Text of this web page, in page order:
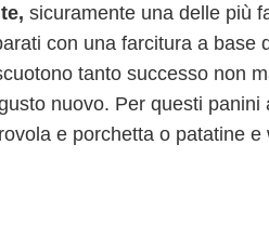
sicuramente una delle più
con una farcitura a base
tanto successo non
nuovo. Per questi
e porchetta o patatine e